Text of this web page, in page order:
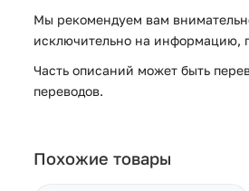
Мы рекомендуем вам
исключительно на информацию,
Часть описаний может быть
переводов.
Похожие товары